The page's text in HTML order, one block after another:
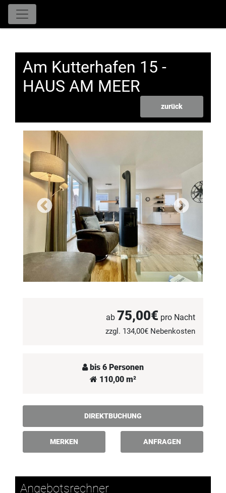
Am Kutterhafen 15 -
HAUS AM MEER
zurück
ab 75,00€ pro Nacht
zzgl. 134,00€ Nebenkosten
bis 6 Personen
110,00 m²
DIREKTBUCHUNG
MERKEN ANFRAGEN
Angebotsrechner